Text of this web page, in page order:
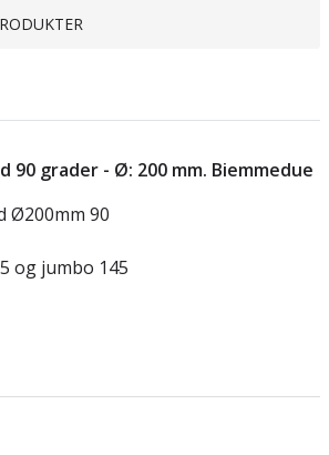
90 grader - Ø: 200 mm. Biemmedue
Ø200mm 90
og jumbo 145